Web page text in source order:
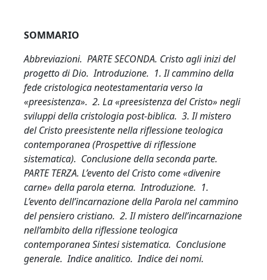
SOMMARIO
Abbreviazioni. PARTE SECONDA. Cristo agli inizi del
progetto di Dio. Introduzione. 1. Il cammino della
fede cristologica neotestamentaria verso la
«preesistenza». 2. La «preesistenza del Cristo» negli
sviluppi della cristologia post-biblica. 3. Il mistero
del Cristo preesistente nella riflessione teologica
contemporanea (Prospettive di riflessione
sistematica). Conclusione della seconda parte.
PARTE TERZA. L’evento del Cristo come «divenire
carne» della parola eterna. Introduzione. 1.
L’evento dell’incarnazione della Parola nel cammino
del pensiero cristiano. 2. Il mistero dell’incarnazione
nell’ambito della riflessione teologica
contemporanea Sintesi sistematica. Conclusione
generale. Indice analitico. Indice dei nomi.